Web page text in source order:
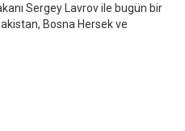
Sergey Lavrov ile bugün bir
Bosna Hersek ve